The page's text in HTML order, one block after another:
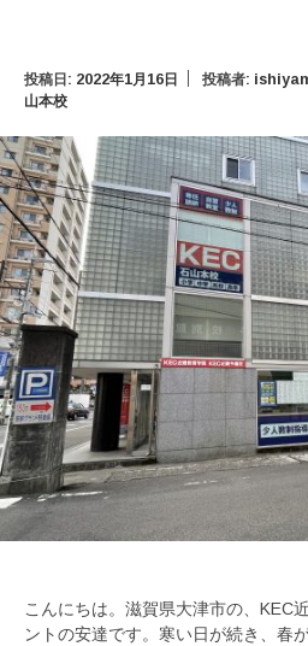
投稿日: 2022年1月16日 投稿者:
山本校
こんにちは。滋賀県大津市の、KEC
ントの安達です。寒い日が続き、春